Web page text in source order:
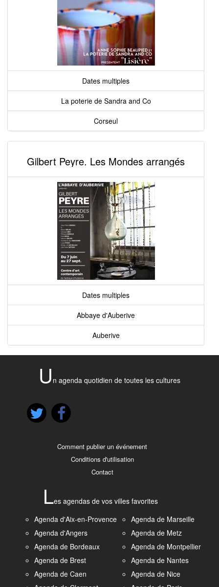
Dates multiples
La poterie de Sandra and Co
Corseul
Gilbert Peyre. Les Mondes arrangés
Dates multiples
Abbaye d'Auberive
Auberive
U n agenda quotidien de toutes les cultures
Comment publier un événement
Conditions d'utilisation
Contact
Les agendas de vos villes favorites
Agenda d'Aix-en-Provence
Agenda d'Angers
Agenda de Bordeaux
Agenda de Brest
Agenda de Caen
Agenda de Marseille
Agenda de Metz
Agenda de Montpellier
Agenda de Nantes
Agenda de Nice